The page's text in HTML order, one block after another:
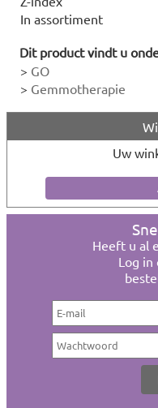
In assortiment
Dit product vindt u
> GO
> Gemmotherapie
Uw
Heeft u al
Log in